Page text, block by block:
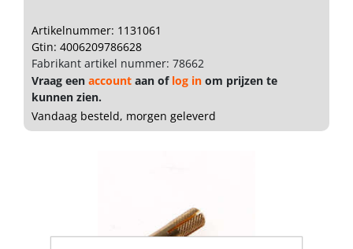
Artikelnummer: 1131061
Gtin: 4006209786628
Fabrikant artikel nummer: 78662
Vraag een account aan of log in om prijzen te
kunnen zien.
Vandaag besteld, morgen geleverd